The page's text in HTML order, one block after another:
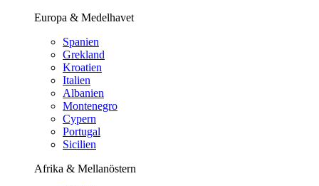
Europa & Medelhavet
Spanien
Grekland
Kroatien
Italien
Albanien
Montenegro
Cypern
Portugal
Sicilien
Afrika & Mellanöstern